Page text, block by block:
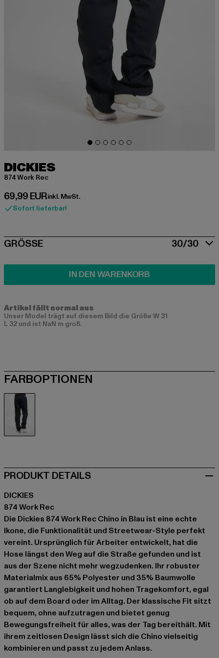
DICKIES
874 Work Rec
69,99 EUR
Derzeitiger Preis: 69,99 EUR
inkl. MwSt.
Sofort lieferbar!
SIZE
GRÖSSE 30/30
IN DEN WARENKORB
Artikel fällt normal aus
Unser Model trägt auf diesem Bild die Größe W 31
L 32 und ist NaN m groß.
FARBOPTIONEN
PRODUKT DETAILS
DICKIES
874 Work Rec
Die Dickies 874 Work Rec Chino in Blau ist eine echte
Ikone, die Funktionalität und Streetwear-Style perfekt
vereint. Ursprünglich für Arbeiter entwickelt, hat die
Hose längst den Weg auf die Straße gefunden und ist
aus der Szene nicht mehr wegzudenken. Ihr robuster
Materialmix aus 65% Polyester und 35% Baumwolle
garantiert Langlebigkeit und hohen Tragekomfort, egal
ob auf dem Board oder im Alltag. Der klassische Fit sitzt
bequem, ohne aufzutragen und bietet genug
Bewegungsfreiheit für alles, was der Tag bereithält. Mit
ihrem zeitlosen Design lässt sich die Chino vielseitig
kombinieren und passt zu jedem Anlass.